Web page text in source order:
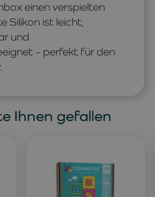
einen verspielten
Silikon ist leicht,
und
– perfekt für den
Ihnen gefallen